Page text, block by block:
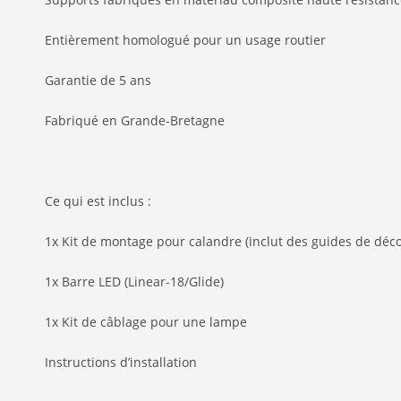
Entièrement homologué pour un usage routier
Garantie de 5 ans
Fabriqué en Grande-Bretagne
Ce qui est inclus :
1x Kit de montage pour calandre (inclut des guides de
1x Barre LED (Linear-18/Glide)
1x Kit de câblage pour une lampe
Instructions d’installation